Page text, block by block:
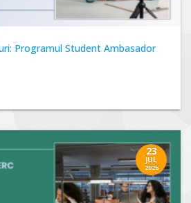
Programul Student Ambasador
23
JUL
2026